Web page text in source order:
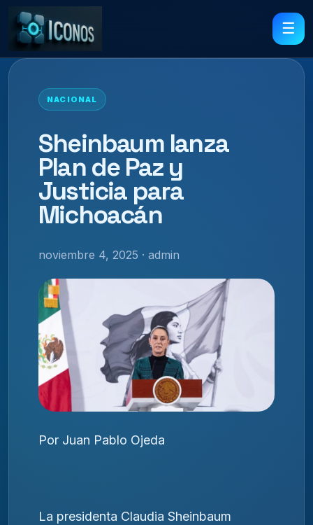
☰
NACIONAL
Sheinbaum lanza
Plan de Paz y
Justicia para
Michoacán
noviembre 4, 2025 · admin
Por Juan Pablo Ojeda
La presidenta Claudia Sheinbaum